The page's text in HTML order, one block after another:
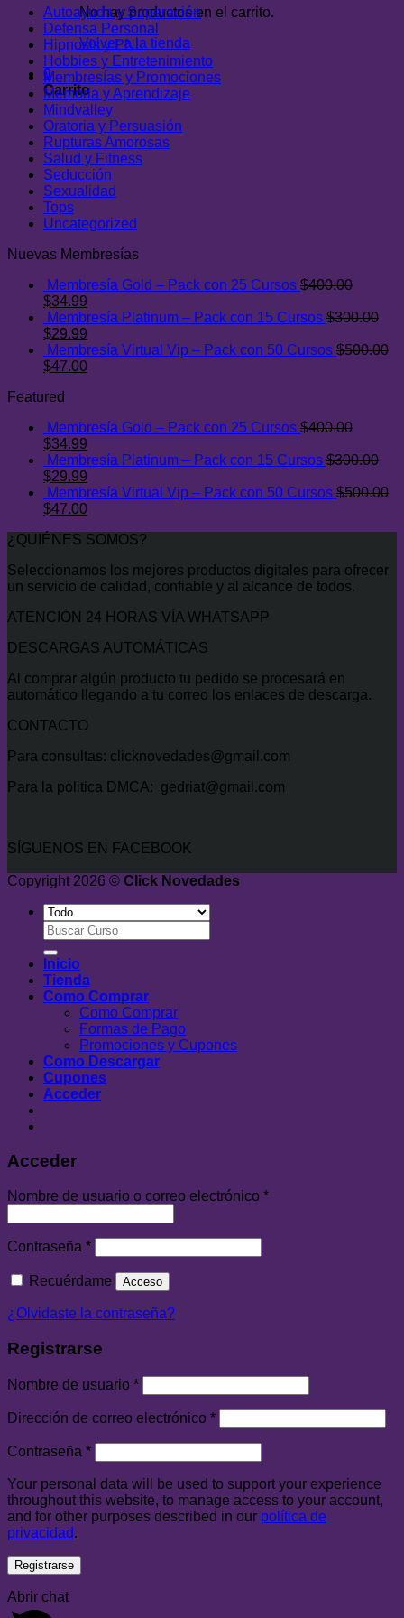
No hay productos en el carrito.
Volver a la tienda
0
Carrito
Autoayuda y Superación
Defensa Personal
Hipnosis y PNL
Hobbies y Entretenimiento
Membresías y Promociones
Memoria y Aprendizaje
Mindvalley
Oratoria y Persuasión
Rupturas Amorosas
Salud y Fitness
Seducción
Sexualidad
Tops
Uncategorized
Nuevas Membresías
Membresía Gold – Pack con 25 Cursos $400.00
El
precio
original
era:
$400.00.
$34.99
precio
es:
$34.99.
Membresía Platinum – Pack con 15 Cursos $300.00
El
precio
original
$300.00.
$29.99
precio
actual
Membresía Virtual Vip – Pack con 50 Cursos $500.00
El
original
$500.00.
$47.00El
$47.00.
Featured
Membresía Gold – Pack con 25 Cursos $400.00
El
precio
original
era:
$400.00.
$34.99
precio
es:
$34.99.
Membresía Platinum – Pack con 15 Cursos $300.00
El
precio
original
$300.00.
$29.99
precio
actual
$29.99.
Membresía Virtual Vip – Pack con 50 Cursos $500.00
El
original
$500.00.
$47.00El
actual
$47.00.
¿QUIÉNES SOMOS?
Seleccionamos los mejores productos digitales para ofrecer
un servicio de calidad, confiable y al alcance de todos.
ATENCIÓN 24 HORAS VÍA WHATSAPP
DESCARGAS AUTOMÁTICAS
Al comprar algún producto tu pedido se procesará en
automático llegando a tu correo los enlaces de descarga.
CONTACTO
Para consultas: clicknovedades@gmail.com
Para la politica DMCA: gedriat@gmail.com
SÍGUENOS EN FACEBOOK
Copyright 2026 © Click Novedades
Buscar
por:
Inicio
Tienda
Como Comprar
Como Comprar
Formas de Pago
Promociones y Cupones
Como Descargar
Cupones
Acceder
Acceder
Nombre de usuario o correo electrónico *
Contraseña *
Recuérdame Acceso
¿Olvidaste la contraseña?
Registrarse
Nombre de usuario *
Dirección de correo electrónico *
Contraseña *
Your personal data will be used to support your experience
throughout this website, to manage access to your account,
and for other purposes described in our política de
privacidad.
Registrarse
Abrir chat